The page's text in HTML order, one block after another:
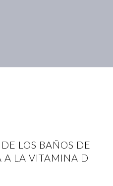
LOS BAÑOS DE
A LA VITAMINA D